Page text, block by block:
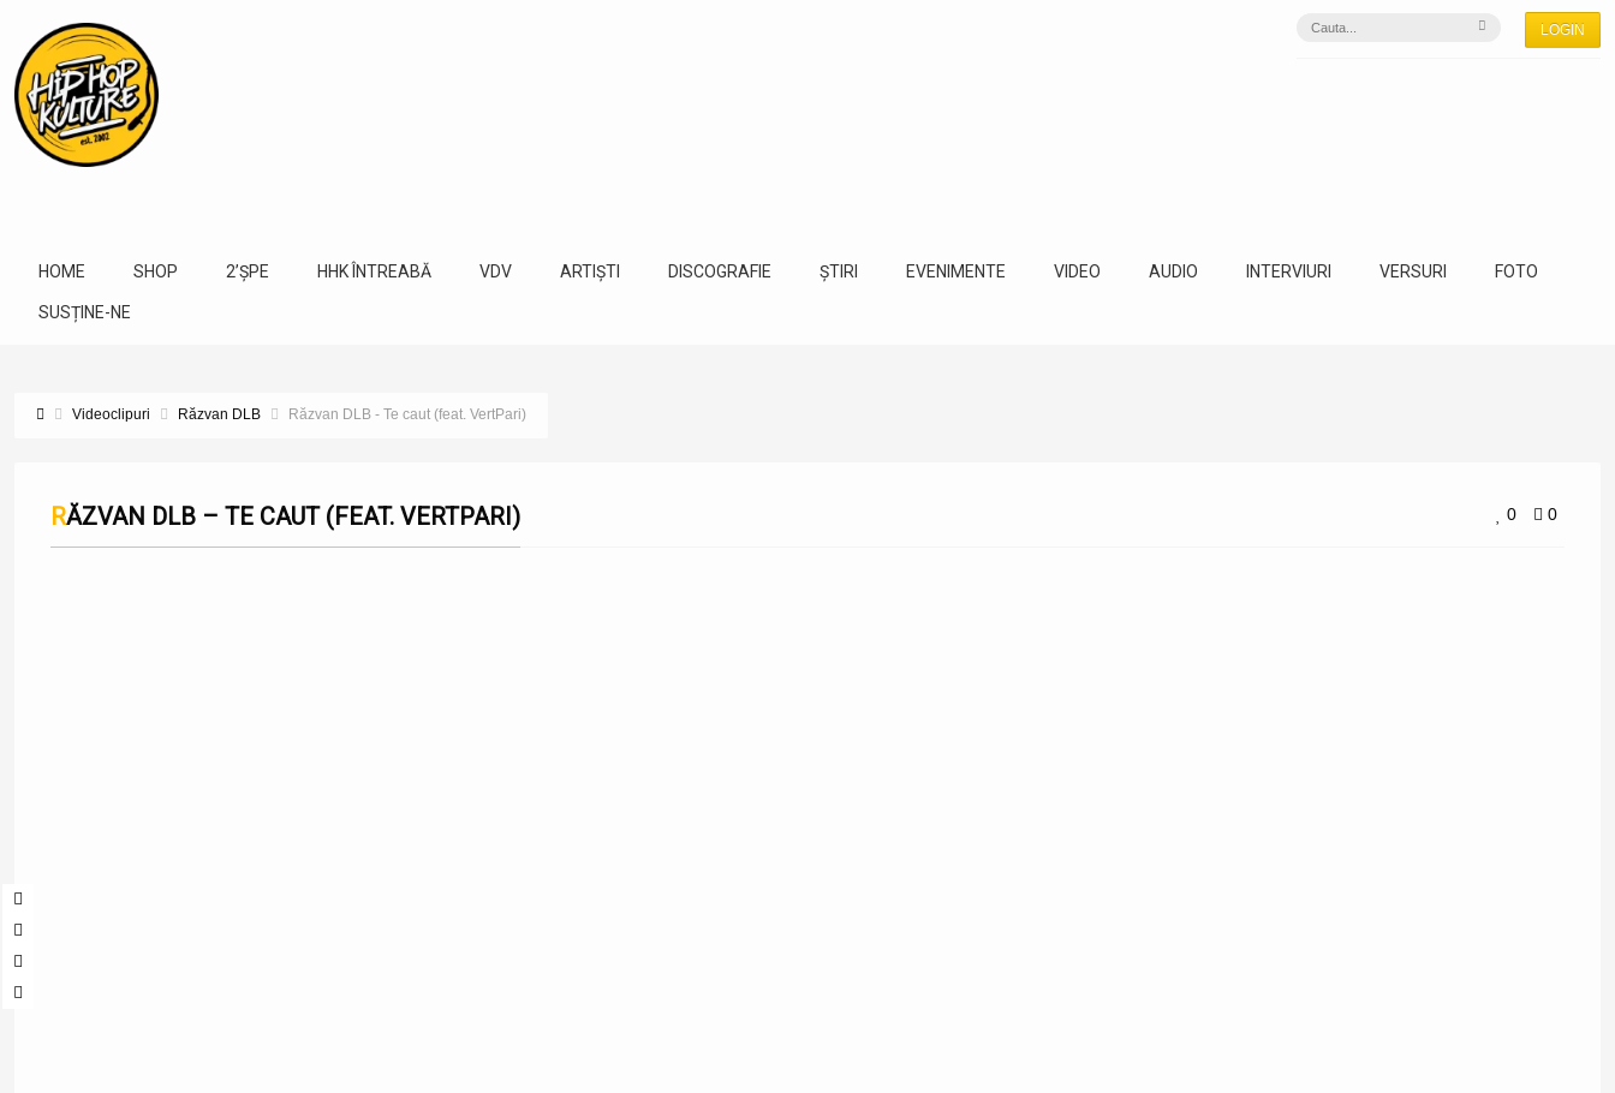
LOGIN
HOME SHOP 2’ȘPE HHK ÎNTREABĂ VDV ARTIȘTI DISCOGRAFIE ȘTIRI EVENIMENTE VIDEO AUDIO INTERVIURI VERSURI FOTO
SUSȚINE-NE
Videoclipuri Răzvan DLB Răzvan DLB - Te caut (feat. VertPari)
0 0
RĂZVAN DLB – TE CAUT (FEAT. VERTPARI)